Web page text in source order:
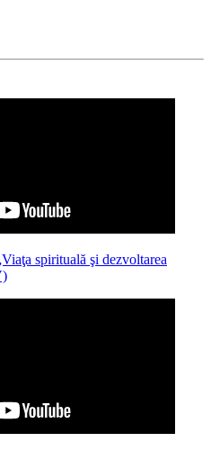
spirituală şi dezvoltarea